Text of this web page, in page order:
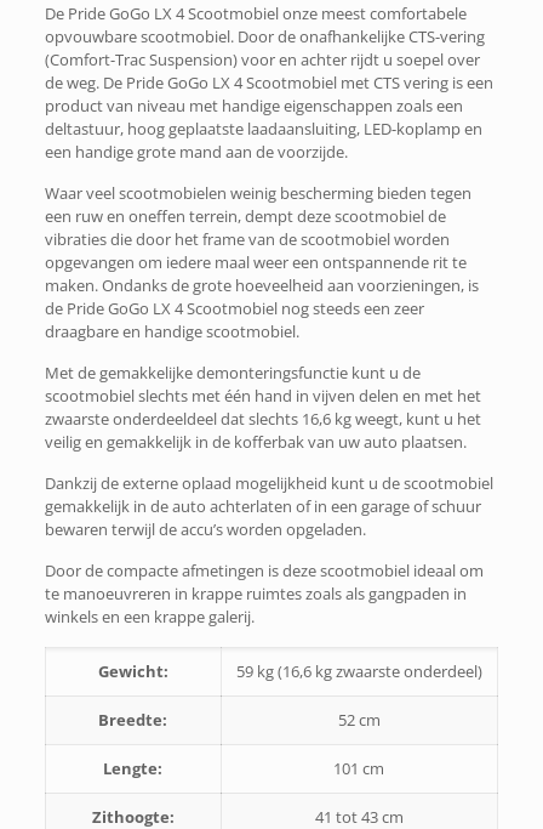
De Pride GoGo LX 4 Scootmobiel onze meest comfortabele
opvouwbare scootmobiel. Door de onafhankelijke CTS-vering
(Comfort-Trac Suspension) voor en achter rijdt u soepel over
de weg. De Pride GoGo LX 4 Scootmobiel met CTS vering is een
product van niveau met handige eigenschappen zoals een
deltastuur, hoog geplaatste laadaansluiting, LED-koplamp en
een handige grote mand aan de voorzijde.
Waar veel scootmobielen weinig bescherming bieden tegen
een ruw en oneffen terrein, dempt deze scootmobiel de
vibraties die door het frame van de scootmobiel worden
opgevangen om iedere maal weer een ontspannende rit te
maken. Ondanks de grote hoeveelheid aan voorzieningen, is
de Pride GoGo LX 4 Scootmobiel nog steeds een zeer
draagbare en handige scootmobiel.
Met de gemakkelijke demonteringsfunctie kunt u de
scootmobiel slechts met één hand in vijven delen en met het
zwaarste onderdeeldeel dat slechts 16,6 kg weegt, kunt u het
veilig en gemakkelijk in de kofferbak van uw auto plaatsen.
Dankzij de externe oplaad mogelijkheid kunt u de scootmobiel
gemakkelijk in de auto achterlaten of in een garage of schuur
bewaren terwijl de accu’s worden opgeladen.
Door de compacte afmetingen is deze scootmobiel ideaal om
te manoeuvreren in krappe ruimtes zoals als gangpaden in
winkels en een krappe galerij.
Gewicht: 59 kg (16,6 kg zwaarste onderdeel)
Breedte: 52 cm
Lengte: 101 cm
Zithoogte: 41 tot 43 cm